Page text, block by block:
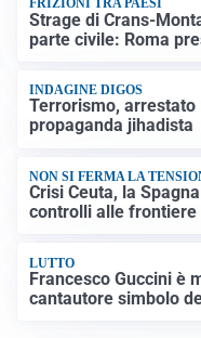
FRIZIONI TRA PAESI
Strage di Crans-
parte civile: Roma
INDAGINE DIGOS
Terrorismo, arrestato
propaganda jihadista
NON SI FERMA LA
Crisi Ceuta, la
controlli alle frontiere
LUTTO
Francesco Guccini è
cantautore simbolo